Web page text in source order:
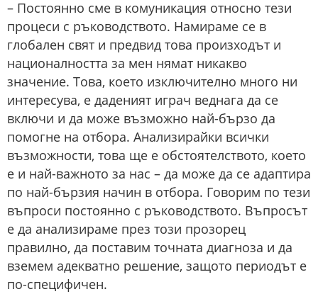
– Постоянно сме в комуникация относно тези
процеси с ръководството. Намираме се в
глобален свят и предвид това произходът и
националността за мен нямат никакво
значение. Това, което изключително много ни
интересува, е даденият играч веднага да се
включи и да може възможно най-бързо да
помогне на отбора. Анализирайки всички
възможности, това ще е обстоятелството, което
е и най-важното за нас – да може да се адаптира
по най-бързия начин в отбора. Говорим по тези
въпроси постоянно с ръководството. Въпросът
е да анализираме през този прозорец
правилно, да поставим точната диагноза и да
вземем адекватно решение, защото периодът е
по-специфичен.